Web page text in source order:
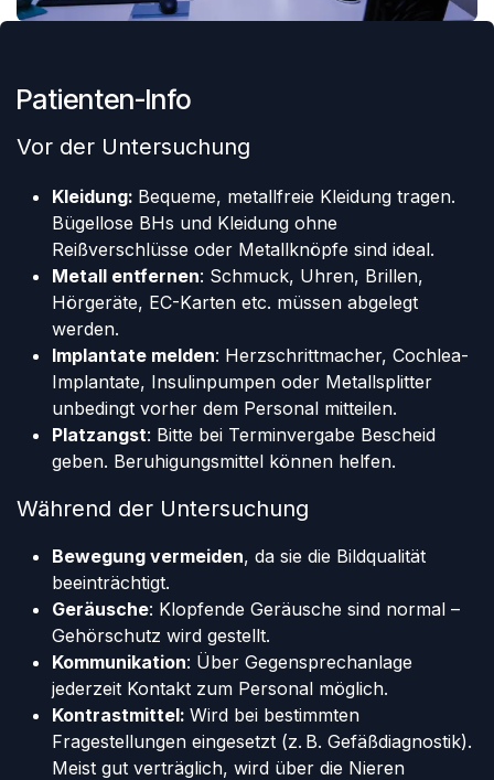
Patienten-Info
Vor der Untersuchung
Kleidung: Bequeme, metallfreie Kleidung tragen.
Bügellose BHs und Kleidung ohne
Reißverschlüsse oder Metallknöpfe sind ideal.
Metall entfernen: Schmuck, Uhren, Brillen,
Hörgeräte, EC-Karten etc. müssen abgelegt
werden.
Implantate melden: Herzschrittmacher, Cochlea-
Implantate, Insulinpumpen oder Metallsplitter
unbedingt vorher dem Personal mitteilen.
Platzangst: Bitte bei Terminvergabe Bescheid
geben. Beruhigungsmittel können helfen.
Während der Untersuchung
​Bewegung vermeiden, da sie die Bildqualität
beeinträchtigt.
Geräusche: Klopfende Geräusche sind normal –
Gehörschutz wird gestellt.
Kommunikation: Über Gegensprechanlage
jederzeit Kontakt zum Personal möglich.
Kontrastmittel: Wird bei bestimmten
Fragestellungen eingesetzt (z. B. Gefäßdiagnostik).
Meist gut verträglich, wird über die Nieren